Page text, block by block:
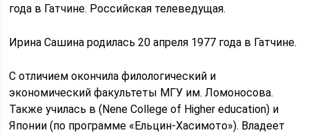
года в Гатчине. Российская телеведущая.
Ирина Сашина родилась 20 апреля 1977 года в Гатчине.
С отличием окончила филологический и
экономический факультеты МГУ им. Ломоносова.
Также училась в (Nene College of Higher education) и
Японии (по программе «Ельцин-Хасимото»). Владеет